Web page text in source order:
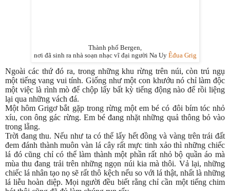
Thành phố Bergen,
nơi đã sinh ra nhà soạn nhạc vĩ đại người Na Uy Êđua Grig
Ngoài các thứ đó ra, trong những khu rừng trên núi, còn trú ngụ
một tiếng vang vui tính. Giống như một con khướu nó chỉ làm độc
một việc là rình mò để chộp lấy bất kỳ tiếng động nào để rồi liệng
lại qua những vách đá.
Một hôm Grigơ bắt gặp trong rừng một em bé có đôi bím tóc nhỏ
xíu, con ông gác rừng. Em bé đang nhặt những quả thông bỏ vào
trong lẵng.
Trời đang thu. Nếu như ta có thể lấy hết đồng và vàng trên trái đất
đem đánh thành muôn vàn lá cây rất mực tinh xảo thì những chiếc
lá đó cũng chỉ có thể làm thành một phần rất nhỏ bộ quần áo mà
mùa thu đang trải trên những ngọn núi kia mà thôi. Vả lại, những
chiếc lá nhân tạo nọ sẽ rất thô kệch nếu so với lá thật, nhất là những
lá liễu hoàn diệp. Mọi người đều biết rằng chỉ cần một tiếng chim